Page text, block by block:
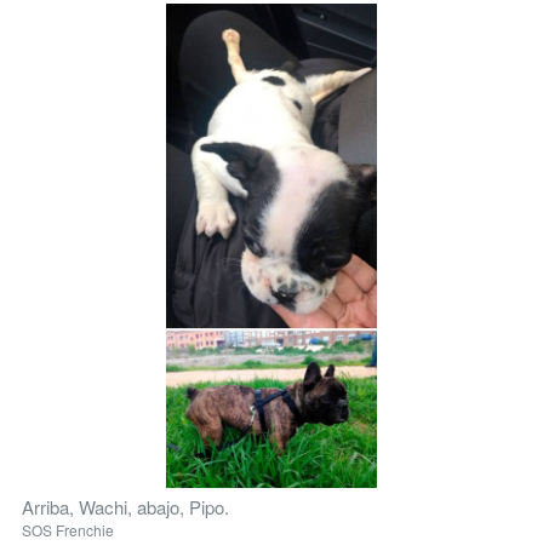
Arriba, Wachi, abajo, Pipo.
SOS Frenchie